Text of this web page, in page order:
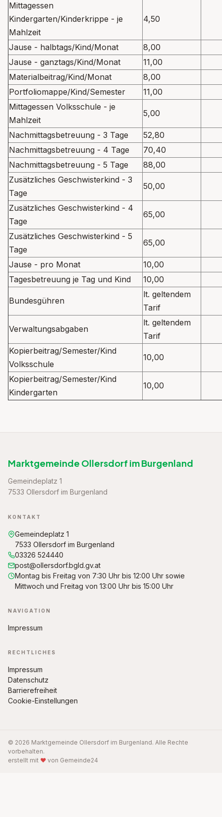
Mittagessen
Kindergarten/Kinderkrippe - je
Mahlzeit
4,50
Jause - halbtags/Kind/Monat
8,00
Jause - ganztags/Kind/Monat
11,00
Materialbeitrag/Kind/Monat
8,00
Portfoliomappe/Kind/Semester
11,00
Mittagessen Volksschule - je
Mahlzeit
5,00
Nachmittagsbetreuung - 3 Tage
52,80
Nachmittagsbetreuung - 4 Tage
70,40
Nachmittagsbetreuung - 5 Tage
88,00
Zusätzliches Geschwisterkind - 3
Tage
50,00
Zusätzliches Geschwisterkind - 4
Tage
65,00
Zusätzliches Geschwisterkind - 5
Tage
65,00
Jause - pro Monat
10,00
Tagesbetreuung je Tag und Kind
10,00
Bundesgühren
lt. geltendem
Tarif
Verwaltungsabgaben
lt. geltendem
Tarif
Kopierbeitrag/Semester/Kind
Volksschule
10,00
Kopierbeitrag/Semester/Kind
Kindergarten
10,00
Marktgemeinde Ollersdorf im Burgenland
Gemeindeplatz 1
7533 Ollersdorf im Burgenland
KONTAKT
Gemeindeplatz 1
7533 Ollersdorf im Burgenland
03326 524440
post@ollersdorf.bgld.gv.at
Montag bis Freitag von 7:30 Uhr bis 12:00 Uhr sowie
Mittwoch und Freitag von 13:00 Uhr bis 15:00 Uhr
NAVIGATION
Impressum
RECHTLICHES
Impressum
Datenschutz
Barrierefreiheit
Cookie-Einstellungen
© 2026 Marktgemeinde Ollersdorf im Burgenland. Alle Rechte
vorbehalten.
erstellt mit ♥ von Gemeinde24